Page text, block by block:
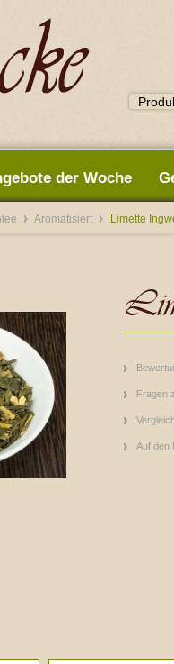
der Woche
Aromatisiert Limette
Fragen
Auf den